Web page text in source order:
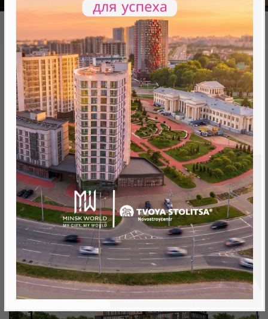
База новостроек Минска «Минск Мир»
26.4 "Марракеш" квартал "Африка"
26.4 "Марракеш" квартал
"Африка"
от 0 BYN (0 USD)
Минск, Октябрьский, Леонида Левина ул.
метро «Ковальская Слобода», 566 м